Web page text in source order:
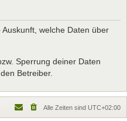
welche Daten über
Sperrung deiner Daten
Betreiber.
Alle Zeiten sind UTC+02:00